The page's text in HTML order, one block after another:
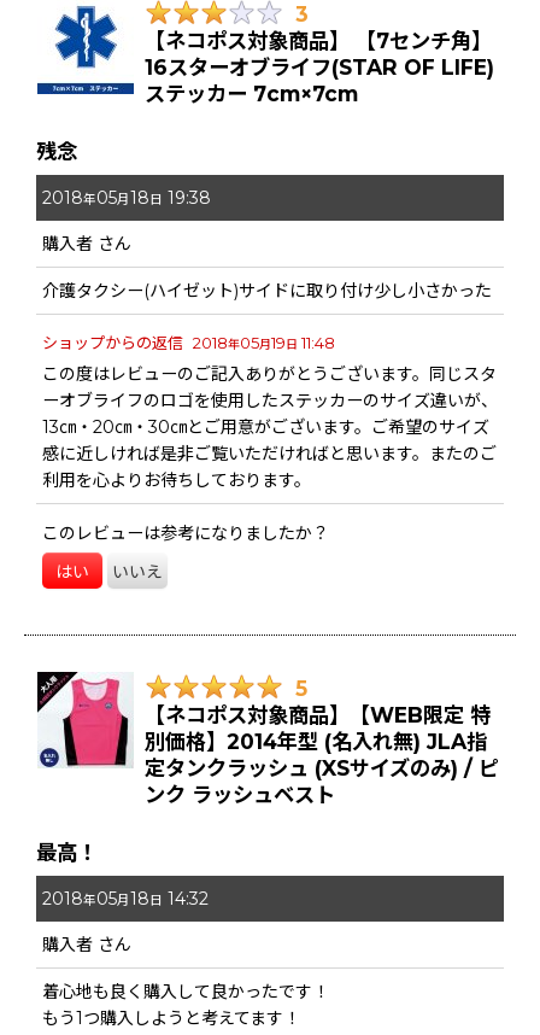
3
【ネコポス対象商品】 【7センチ角】
16スターオブライフ(STAR OF LIFE)
ステッカー 7cm×7cm
残念
2018年05月 18 日 19:38
購入者 さん
介護タクシー(ハイゼット)サイドに取り付け少し小さかった
ショップからの返信 2018年05月19 日 11:48
この度はレビューのご記入ありがとうございます。同じスタ
ーオブライフのロゴを使用したステッカーのサイズ違いが、
13㎝・20㎝・30㎝とご用意がございます。ご希望のサイズ
感に近しければ是非ご覧いただければと思います。またのご
利用を心よりお待ちしております。
このレビューは参考になりましたか？
はい いいえ
5
【ネコポス対象商品】【WEB限定 特
別価格】2014年型 (名入れ無) JLA指
定タンクラッシュ (XSサイズのみ) / ピ
ンク ラッシュベスト
最高！
2018年05月 18 日 14:32
購入者 さん
着心地も良く購入して良かったです！
もう1つ購入しようと考えてます！